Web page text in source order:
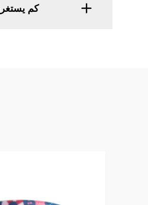
كم